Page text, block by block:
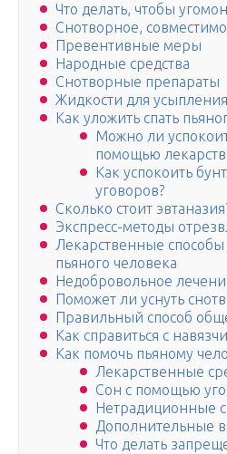
Что делать, чтобы
Снотворное,
Превентивные меры
Народные средства
Снотворные препараты
Жидкости для усыпления
Как уложить спать
Можно ли
помощью
Как успокоить
уговоров?
Сколько стоит
Экспресс-методы
Лекарственные способы
пьяного человека
Недобровольное
Поможет ли уснуть
Правильный способ
Как справиться с
Как помочь пьяному
Лекарственные
Сон с помощью
Нетрадиционные
Дополнительные
Что делать